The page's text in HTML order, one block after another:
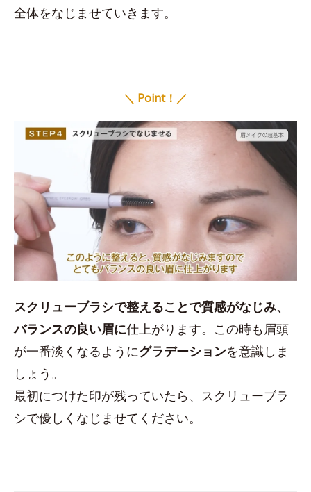
全体をなじませていきます。
＼ Point！／
スクリューブラシで整えることで質感がなじみ、
バランスの良い眉に仕上がります。この時も眉頭
が一番淡くなるようにグラデーションを意識しま
しょう。
最初につけた印が残っていたら、スクリューブラ
シで優しくなじませてください。